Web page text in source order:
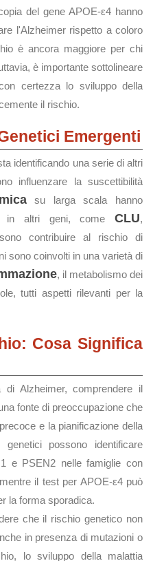
del gene APOE-ε4 hanno
l'Alzheimer rispetto a coloro
è ancora maggiore per chi
è importante sottolineare
certezza lo sviluppo della
il rischio.
Emergenti
identificando una serie di altri
influenzare la suscettibilità
su larga scala hanno
in altri geni, come CLU,
contribuire al rischio di
sono coinvolti in una varietà di
, il metabolismo dei
tutti aspetti rilevanti per la
Cosa Significa
Alzheimer, comprendere il
fonte di preoccupazione che
e la pianificazione della
possono identificare
e PSEN2 nelle famiglie con
il test per APOE-ε4 può
la forma sporadica.
che il rischio genetico non
in presenza di mutazioni o
lo sviluppo della malattia